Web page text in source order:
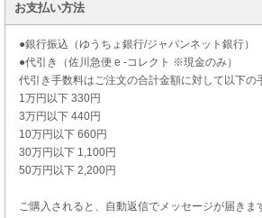
お支払い方法
●銀行振込（ゆうちょ銀行/ジャパンネット銀行）
●代引き（佐川急便 e -コレクト ※現金のみ）
代引き手数料はご注文の合計金額に対して以下の
1万円以下 330円
3万円以下 440円
10万円以下 660円
30万円以下 1,100円
50万円以下 2,200円
ご購入されると、自動返信でメッセージが届きま